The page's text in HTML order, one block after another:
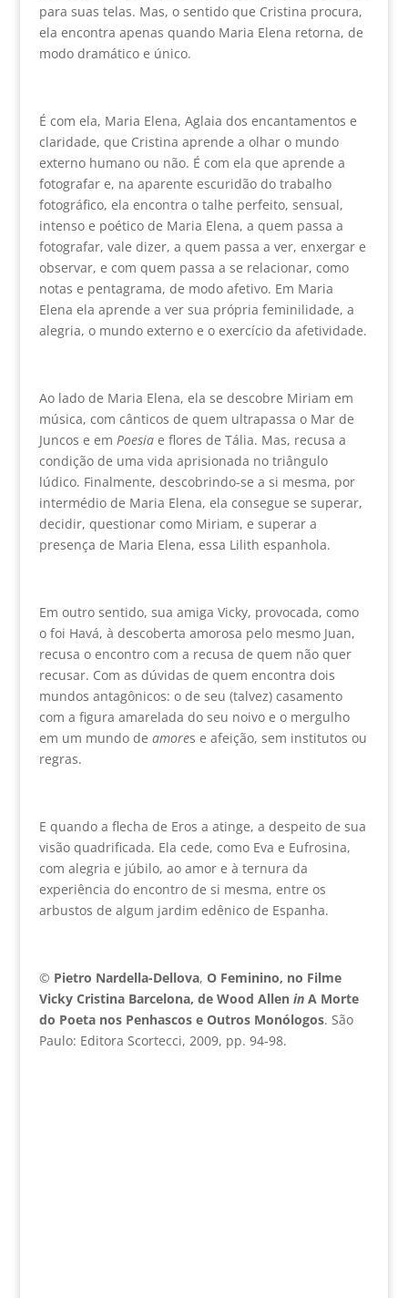
para suas telas. Mas, o sentido que Cristina procura,
ela encontra apenas quando Maria Elena retorna, de
modo dramático e único.
É com ela, Maria Elena, Aglaia dos encantamentos e
claridade, que Cristina aprende a olhar o mundo
externo humano ou não. É com ela que aprende a
fotografar e, na aparente escuridão do trabalho
fotográfico, ela encontra o talhe perfeito, sensual,
intenso e poético de Maria Elena, a quem passa a
fotografar, vale dizer, a quem passa a ver, enxergar e
observar, e com quem passa a se relacionar, como
notas e pentagrama, de modo afetivo. Em Maria
Elena ela aprende a ver sua própria feminilidade, a
alegria, o mundo externo e o exercício da afetividade.
Ao lado de Maria Elena, ela se descobre Miriam em
música, com cânticos de quem ultrapassa o Mar de
Juncos e em Poesiae flores de Tália. Mas, recusa a
condição de uma vida aprisionada no triângulo
lúdico. Finalmente, descobrindo-se a si mesma, por
intermédio de Maria Elena, ela consegue se superar,
decidir, questionar como Miriam, e superar a
presença de Maria Elena, essa Lilith espanhola.
Em outro sentido, sua amiga Vicky, provocada, como
o foi Havá, à descoberta amorosa pelo mesmo Juan,
recusa o encontro com a recusa de quem não quer
recusar. Com as dúvidas de quem encontra dois
mundos antagônicos: o de seu (talvez) casamento
com a figura amarelada do seu noivo e o mergulho
em um mundo de amores e afeição, sem institutos ou
regras.
E quando a flecha de Eros a atinge, a despeito de sua
visão quadrificada. Ela cede, como Eva e Eufrosina,
com alegria e júbilo, ao amor e à ternura da
experiência do encontro de si mesma, entre os
arbustos de algum jardim edênico de Espanha.
© Pietro Nardella-Dellova, O Feminino, no Filme
Vicky Cristina Barcelona, de Wood Allenin A Morte
do Poeta nos Penhascos e Outros Monólogos. São
Paulo: Editora Scortecci, 2009, pp. 94-98.